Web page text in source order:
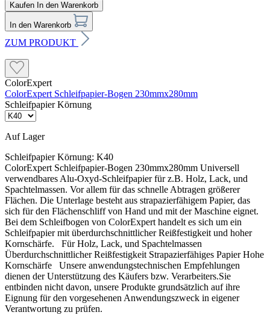
Kaufen In den Warenkorb
In den Warenkorb
ZUM PRODUKT
ColorExpert
ColorExpert Schleifpapier-Bogen 230mmx280mm
Schleifpapier Körnung
Auf Lager
Schleifpapier Körnung: K40
ColorExpert Schleifpapier-Bogen 230mmx280mm Universell
verwendbares Alu-Oxyd-Schleifpapier für z.B. Holz, Lack, und
Spachtelmassen. Vor allem für das schnelle Abtragen größerer
Flächen. Die Unterlage besteht aus strapazierfähigem Papier, das
sich für den Flächenschliff von Hand und mit der Maschine eignet.
Bei dem Schleifbogen von ColorExpert handelt es sich um ein
Schleifpapier mit überdurchschnittlicher Reißfestigkeit und hoher
Kornschärfe. Für Holz, Lack, und Spachtelmassen
Überdurchschnittlicher Reißfestigkeit Strapazierfähiges Papier Hohe
Kornschärfe Unsere anwendungstechnischen Empfehlungen
dienen der Unterstützung des Käufers bzw. Verarbeiters.Sie
entbinden nicht davon, unsere Produkte grundsätzlich auf ihre
Eignung für den vorgesehenen Anwendungszweck in eigener
Verantwortung zu prüfen.